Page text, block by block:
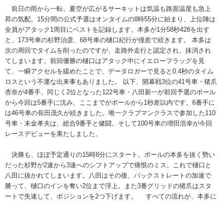
前日の雨から一転、夏空が広がるサーキットは気温も路面温度も急上
昇の気配。15分間の公式予選はオンタイムの8時55分に始まり、上位陣は
全員がアタック1周目にベストを記録します。本多が1分58秒428を出す
と、173号車の杉野治彦、68号車の樋口紀行が僅差で続きます。 本多は
次の周回でタイムを削ったのですが、走路外走行と認定され、抹消され
てしまいます。前回優勝の樋口はアタック中にイエローフラッグを見
て、一瞬アクセルを緩めたことで、データロガーで見ると0.4秒のタイム
ロスという不運な出来事もありました。 以下、開幕戦3位の41号車・猪爪
杏奈が4番手、同じく2位となった122号車・八田新一が前回予選のポール
から今回は5番手に沈み、ここまでがポールから1秒差以内です。6番手に
は46号車の長田茂久が続きました。唯一クラブマンクラスで参加した110
号車・末金孝夫は、総合9番手と健闘。そして100号車の増田浩幸が今回
レースデビューを果たしました。
決勝も、ほぼ予定通りの15時8分にスタート。ポールの本多を抜く勢い
だった杉野が2速から3速へのシフトアップで痛恨のミス。これで樋口と
八田に抜かれてしまいます。八田はその後、バックストレートの加速で
勝って、樋口のインを奪い2位まで浮上。また3番グリッドの猪爪はスタ
ートで失速して、ポジションを2つ下げます。 すべての流れが、本多に